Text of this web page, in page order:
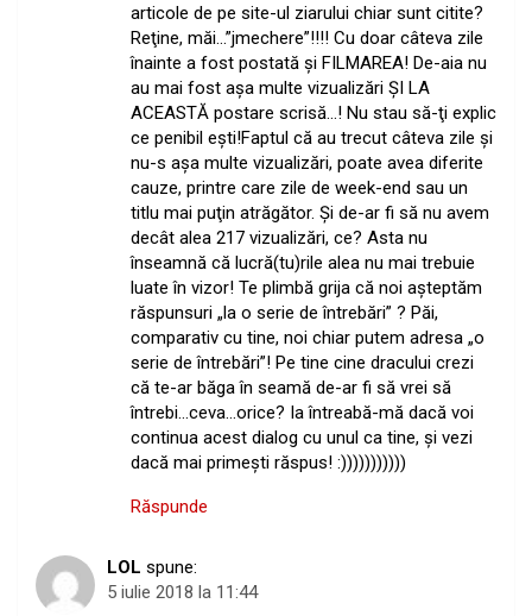
articole de pe site-ul ziarului chiar sunt citite?
Reţine, măi…”jmechere”!!!! Cu doar câteva zile
înainte a fost postată şi FILMAREA! De-aia nu
au mai fost aşa multe vizualizări ŞI LA
ACEASTĂ postare scrisă…! Nu stau să-ţi explic
ce penibil eşti!Faptul că au trecut câteva zile şi
nu-s aşa multe vizualizări, poate avea diferite
cauze, printre care zile de week-end sau un
titlu mai puţin atrăgător. Şi de-ar fi să nu avem
decât alea 217 vizualizări, ce? Asta nu
înseamnă că lucră(tu)rile alea nu mai trebuie
luate în vizor! Te plimbă grija că noi aşteptăm
răspunsuri „la o serie de întrebări” ? Păi,
comparativ cu tine, noi chiar putem adresa „o
serie de întrebări”! Pe tine cine dracului crezi
că te-ar băga în seamă de-ar fi să vrei să
întrebi…ceva…orice? Ia întreabă-mă dacă voi
continua acest dialog cu unul ca tine, şi vezi
dacă mai primeşti răspus! :)))))))))))
Răspunde
LOL spune:
5 iulie 2018 la 11:44